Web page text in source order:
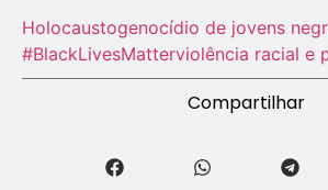
Holocausto‬genocídio de jovens
#BlackLivesMatterviolência racial e
Compartilhar